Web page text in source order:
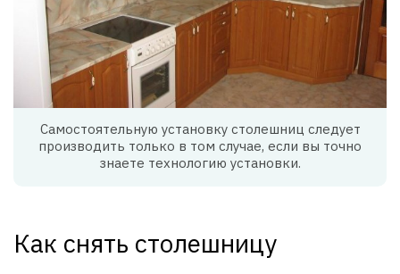
Самостоятельную установку столешниц следует
производить только в том случае, если вы точно
знаете технологию установки.
Как снять столешницу